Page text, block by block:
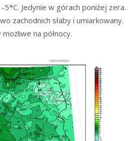
Jedynie w górach poniżej zera.
zachodnich słaby i umiarkowany.
możliwe na północy.